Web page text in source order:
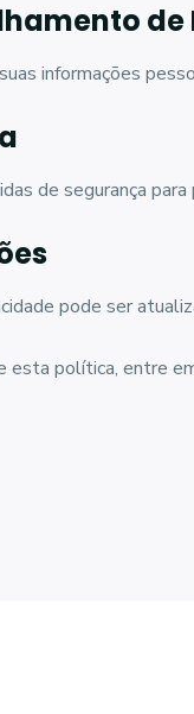
informações
de segurança
pode ser
esta política, entre